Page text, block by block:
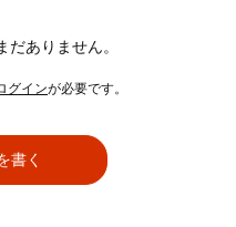
ありません。
グインが必要です。
書く